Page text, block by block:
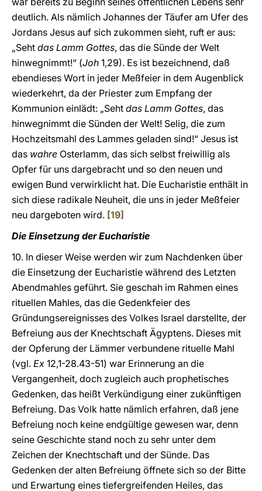
deutlich. Als nämlich Johannes der Täufer am Ufer des
Jordans Jesus auf sich zukommen sieht, ruft er aus:
„Seht das Lamm Gottes, das die Sünde der Welt
hinwegnimmt!“ (Joh 1,29). Es ist bezeichnend, daß
ebendieses Wort in jeder Meßfeier in dem Augenblick
wiederkehrt, da der Priester zum Empfang der
Kommunion einlädt: „Seht das Lamm Gottes, das
hinwegnimmt die Sünden der Welt! Selig, die zum
Hochzeitsmahl des Lammes geladen sind!“ Jesus ist
das wahre Osterlamm, das sich selbst freiwillig als
Opfer für uns dargebracht und so den neuen und
ewigen Bund verwirklicht hat. Die Eucharistie enthält in
sich diese radikale Neuheit, die uns in jeder Meßfeier
neu dargeboten wird. [19]
Die Einsetzung der Eucharistie
10. In dieser Weise werden wir zum Nachdenken über
die Einsetzung der Eucharistie während des Letzten
Abendmahles geführt. Sie geschah im Rahmen eines
rituellen Mahles, das die Gedenkfeier des
Gründungsereignisses des Volkes Israel darstellte, der
Befreiung aus der Knechtschaft Ägyptens. Dieses mit
der Opferung der Lämmer verbundene rituelle Mahl
(vgl. Ex 12,1-28.43-51) war Erinnerung an die
Vergangenheit, doch zugleich auch prophetisches
Gedenken, das heißt Verkündigung einer zukünftigen
Befreiung. Das Volk hatte nämlich erfahren, daß jene
Befreiung noch keine endgültige gewesen war, denn
seine Geschichte stand noch zu sehr unter dem
Zeichen der Knechtschaft und der Sünde. Das
Gedenken der alten Befreiung öffnete sich so der Bitte
und Erwartung eines tiefergreifenden Heiles, das